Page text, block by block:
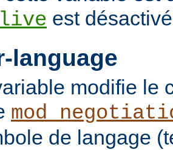
est
language
modifie le
de langage